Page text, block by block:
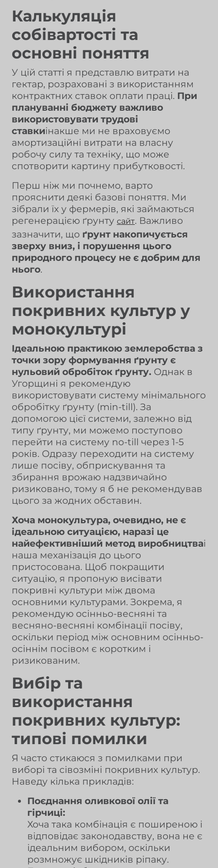
Калькуляція
собівартості та
основні поняття
У цій статті я представлю витрати на
гектар, розраховані з використанням
контрактних ставок оплати праці. При
плануванні бюджету важливо
використовувати трудові
ставкиінакше ми не враховуємо
амортизаційні витрати на власну
робочу силу та техніку, що може
спотворити картину прибутковості.
Перш ніж ми почнемо, варто
прояснити деякі базові поняття. Ми
зібрали їх у фермерів, які займаються
регенерацією ґрунту сайт. Важливо
зазначити, що ґрунт накопичується
зверху вниз, і порушення цього
природного процесу не є добрим для
нього.
Використання
покривних культур у
монокультурі
Ідеальною практикою землеробства з
точки зору формування ґрунту є
нульовий обробіток ґрунту. Однак в
Угорщині я рекомендую
використовувати систему мінімального
обробітку ґрунту (min-till). За
допомогою цієї системи, залежно від
типу ґрунту, ми можемо поступово
перейти на систему no-till через 1-5
років. Одразу переходити на систему
лише посіву, обприскування та
збирання врожаю надзвичайно
ризиковано, тому я б не рекомендував
цього за жодних обставин.
Хоча монокультура, очевидно, не є
ідеальною ситуацією, наразі це
найефективніший метод виробництваі
наша механізація до цього
пристосована. Щоб покращити
ситуацію, я пропоную висівати
покривні культури між двома
основними культурами. Зокрема, я
рекомендую осінньо-весняні та
весняно-весняні комбінації посіву,
оскільки період між основним осінньо-
осіннім посівом є коротким і
ризикованим.
Вибір та
використання
покривних культур:
типові помилки
Я часто стикаюся з помилками при
виборі та сівозміні покривних культур.
Наведу кілька прикладів:
Поєднання оливкової олії та
гірчиці:
Хоча така комбінація є поширеною і
відповідає законодавству, вона не є
ідеальним вибором, оскільки
розмножує шкідників ріпаку.